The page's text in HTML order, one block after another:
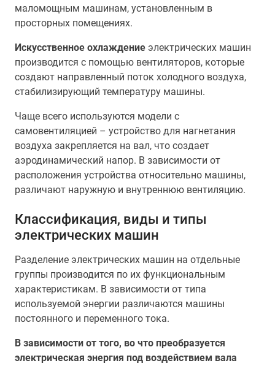
маломощным машинам, установленным в
просторных помещениях.
Искусственное охлаждение электрических машин
производится с помощью вентиляторов, которые
создают направленный поток холодного воздуха,
стабилизирующий температуру машины.
Чаще всего используются модели с
самовентиляцией – устройство для нагнетания
воздуха закрепляется на вал, что создает
аэродинамический напор. В зависимости от
расположения устройства относительно машины,
различают наружную и внутреннюю вентиляцию.
Классификация, виды и типы
электрических машин
Разделение электрических машин на отдельные
группы производится по их функциональным
характеристикам. В зависимости от типа
используемой энергии различаются машины
постоянного и переменного тока.
В зависимости от того, во что преобразуется
электрическая энергия под воздействием вала